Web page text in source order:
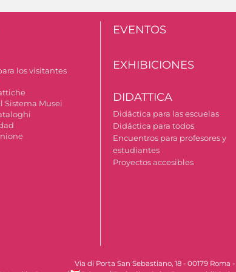
los visitantes
Sistema Musei
EVENTOS
EXHIBICIONES
DIDATTICA
Didáctica para las escuelas
Didáctica para todos
Encuentros para profesores y
estudiantes
Proyectos accesibles
Via di Porta San Sebastiano, 18 - 00179